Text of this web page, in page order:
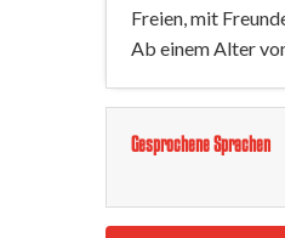
Freien, mit
Ab einem Alter
Gesprochene Sprachen